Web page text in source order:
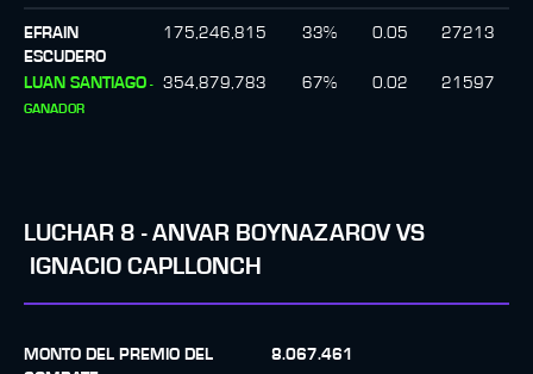
EFRAIN
ESCUDERO
175,246,815 33% 0.05 27213
LUAN SANTIAGO -
GANADOR
354,879,783 67% 0.02 21597
LUCHAR 8 - ANVAR BOYNAZAROV VS
IGNACIO CAPLLONCH
MONTO DEL PREMIO DEL
8.067.461